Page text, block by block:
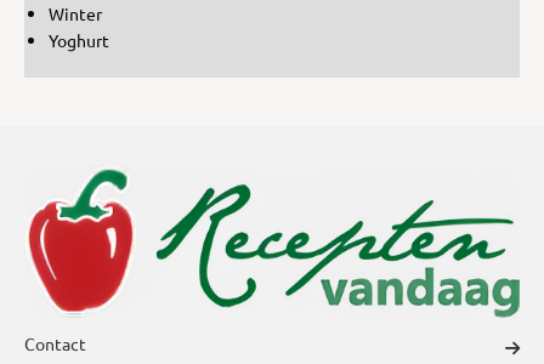
Winter
Yoghurt
Contact